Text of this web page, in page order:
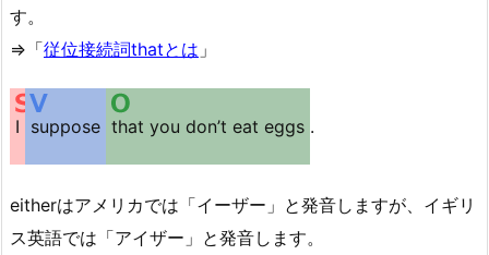
す。
⇒「従位接続詞thatとは 」
I suppose that you don’t eat eggs .
eitherはアメリカでは「イーザー」と発音しますが、イギリ
ス英語では「アイザー」と発音します。